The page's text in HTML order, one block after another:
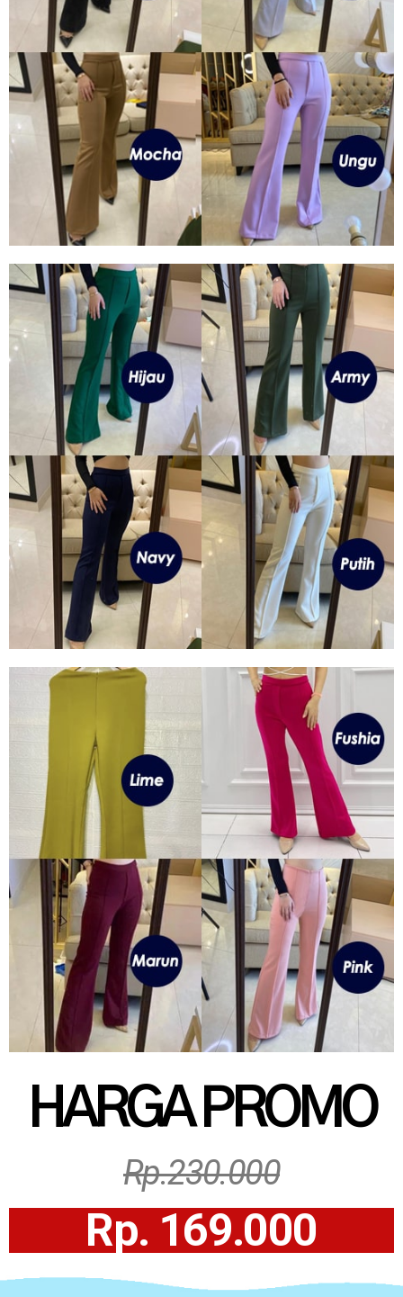
HARGA PROMO
Rp.230.000
Rp. 169.000